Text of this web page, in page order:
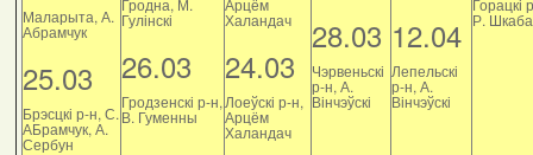
Маларыта, А.
Абрамчук
25.03
Брэсцкі р-н, С.
АБрамчук, А.
Сербун
Гродна, М.
Гулінскі
26.03
Гродзенскі р-н,
В. Гуменны
Арцём
Халандач
24.03
Лоеўскі р-н,
Арцём
Халандач
28.03
Чэрвеньскі
р-н, А.
Вінчэўскі
12.04
Лепельскі
р-н, А.
Вінчэўскі
Горацкі
Р.